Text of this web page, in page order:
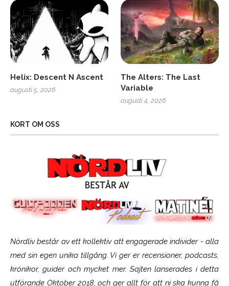
Helix: Descent N Ascent
augusti 5, 2026
The Alters: The Last
Variable
augusti 4, 2026
KORT OM OSS
Nördliv består av ett kollektiv att engagerade individer - alla
med sin egen unika tillgång. Vi ger er recensioner, podcasts,
krönikor, guider och mycket mer. Sajten lanserades i detta
utförande Oktober 2018, och ger allt för att ni ska kunna få